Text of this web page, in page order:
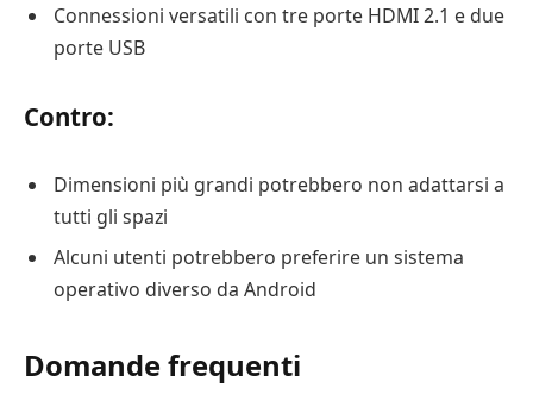
Connessioni versatili con tre porte HDMI 2.1 e due
porte USB
Contro:
Dimensioni più grandi potrebbero non adattarsi a
tutti gli spazi
Alcuni utenti potrebbero preferire un sistema
operativo diverso da Android
Domande frequenti